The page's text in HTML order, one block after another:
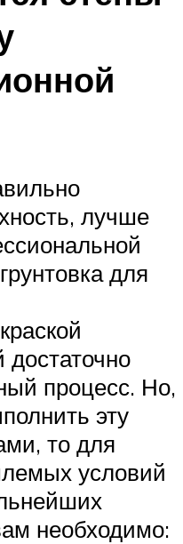
лучше
для
краской
достаточно
процесс. Но,
эту
то для
условий
необходимо: